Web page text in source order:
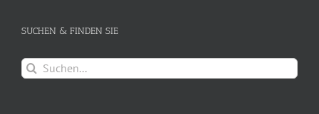
SUCHEN & FINDEN SIE
Suche
nach: